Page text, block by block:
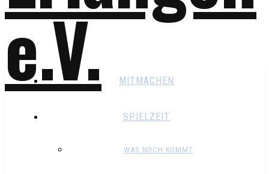
MITMACHEN
SPIELZEIT
WAS NOCH KOMMT